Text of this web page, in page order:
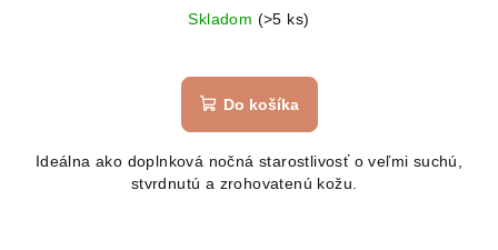
Skladom (>5 ks)
Do košíka
Ideálna ako doplnková nočná starostlivosť o veľmi suchú,
stvrdnutú a zrohovatenú kožu.